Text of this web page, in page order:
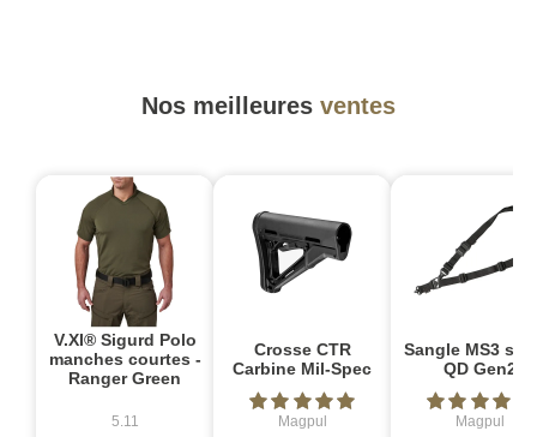
Nos meilleures ventes
V.XI® Sigurd Polo
manches courtes -
Ranger Green
5.11
Crosse CTR
Carbine Mil-Spec
Magpul
Sangle MS3
QD Gen2
Magpul